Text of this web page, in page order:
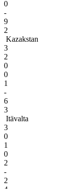
0
-
9
2
Kazakstan
3
2
0
0
1
-
6
3
Itävalta
3
0
1
0
2
-
2